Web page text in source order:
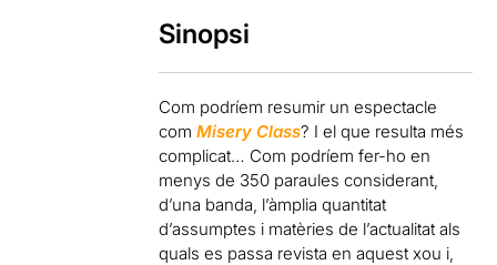
Sinopsi
Com podríem resumir un espectacle
comMisery Class? I el que resulta més
complicat… Com podríem fer-ho en
menys de 350 paraules considerant,
d’una banda, l’àmplia quantitat
d’assumptes i matèries de l’actualitat als
quals es passa revista en aquest xou i,